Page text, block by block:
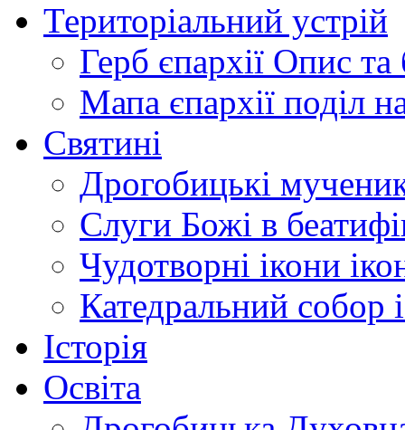
Територіальний устрій
Герб єпархії Опис та
Мапа єпархії поділ
Святині
Дрогобицькі
Слуги Божі в
Чудотворні ікони
Катедральний собор
Історія
Освіта